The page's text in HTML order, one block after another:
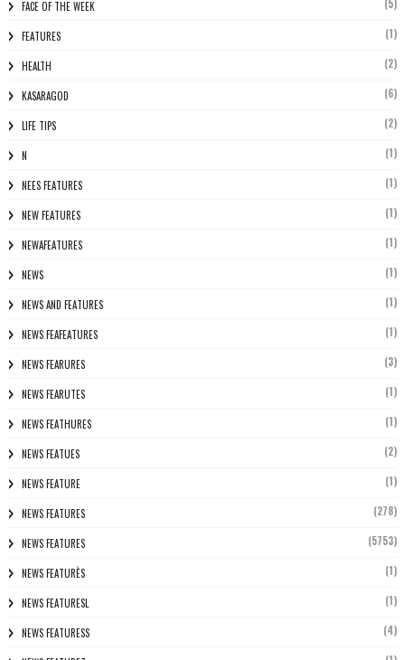
FACE OF THE WEEK (5)
FEATURES (1)
HEALTH (2)
KASARAGOD (6)
LIFE TIPS (2)
N (1)
NEES FEATURES (1)
NEW FEATURES (1)
NEWAFEATURES (1)
NEWS (1)
NEWS AND FEATURES (1)
NEWS FEAFEATURES (1)
NEWS FEARURES (3)
NEWS FEARUTES (1)
NEWS FEATHURES (1)
NEWS FEATUES (2)
NEWS FEATURE (1)
NEWS FEATURES (278)
NEWS FEATURES (5753)
NEWS FEATURÈS (1)
NEWS FEATURESL (1)
NEWS FEATURESS (4)